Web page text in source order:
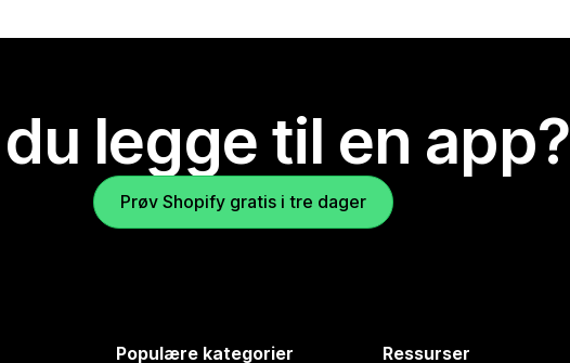
legge til en app?
Prøv Shopify gratis i tre dager
Populære kategorier Ressurser